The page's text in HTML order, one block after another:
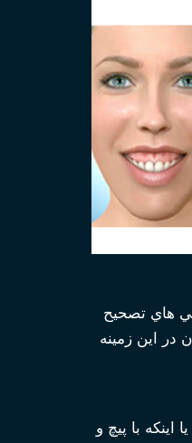
هاي تصحيح
در اين زمينه
با پیچ و